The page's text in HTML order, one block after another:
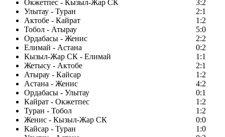
Окжетпес - Кызыл-Жар СК
3:2
Улытау - Туран
2:1
Актобе - Кайрат
1:2
Тобол - Атырау
5:0
Ордабасы - Женис
2:2
Елимай - Астана
0:2
Кызыл-Жар СК - Елимай
1:1
Жетысу - Актобе
2:1
Атырау - Кайсар
1:2
Астана - Женис
4:2
Ордабасы - Улытау
0:1
Кайрат - Окжетпес
1:2
Туран - Тобол
1:2
Женис - Кызыл-Жар СК
0:0
Кайсар - Туран
1:0